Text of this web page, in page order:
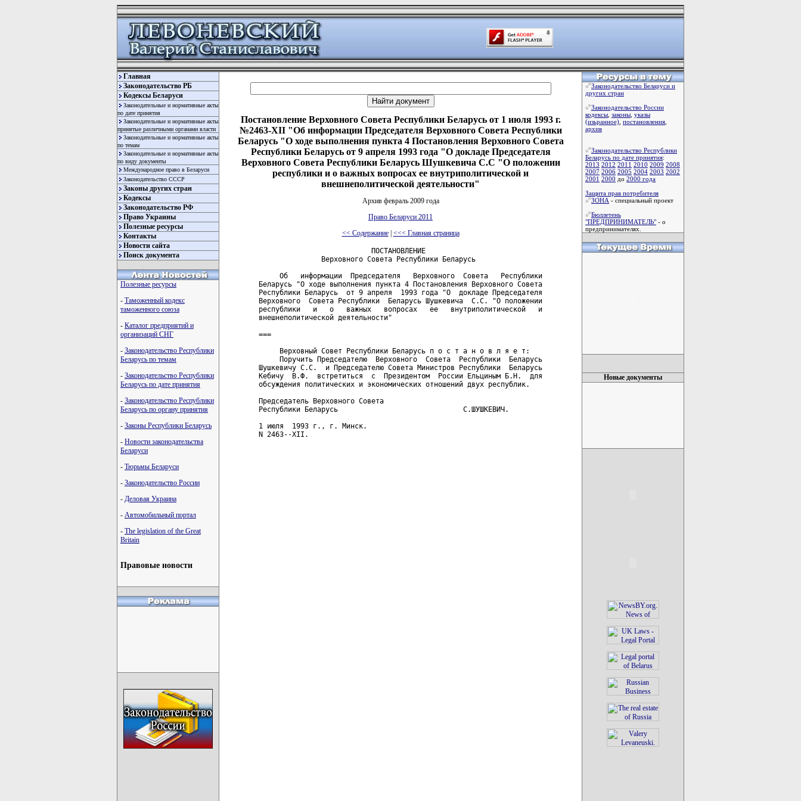
Главная
Законодательство РБ
Кодексы Беларуси
Законодательные и нормативные акты
по дате принятия
Законодательные и нормативные акты
принятые различными органами власти
Законодательные и нормативные акты
по темам
Законодательные и нормативные акты
по виду документы
Международное право в Беларуси
Законодательство СССР
Законы других стран
Кодексы
Законодательство РФ
Право Украины
Полезные ресурсы
Контакты
Новости сайта
Поиск документа
Полезные ресурсы
- Таможенный кодекс
таможенного союза
- Каталог предприятий и
организаций СНГ
- Законодательство Республики
Беларусь по темам
- Законодательство Республики
Беларусь по дате принятия
- Законодательство Республики
Беларусь по органу принятия
- Законы Республики Беларусь
- Новости законодательства
Беларуси
- Тюрьмы Беларуси
- Законодательство России
- Деловая Украина
- Автомобильный портал
- The legislation of the Great
Britain
Правовые новости
Постановление Верховного Совета Республики Беларусь от 1 июля 1993 г.
№2463-XII "Об информации Председателя Верховного Совета Республики
Беларусь "О ходе выполнения пункта 4 Постановления Верховного Совета
Республики Беларусь от 9 апреля 1993 года "О докладе Председателя
Верховного Совета Республики Беларусь Шушкевича С.С "О положении
республики и о важных вопросах ее внутриполитической и
внешнеполитической деятельности"
Архив февраль 2009 года
Право Беларуси 2011
<< Содержание| <<< Главная страница
                           ПОСТАНОВЛЕНИЕ
               Верховного Совета Республики Беларусь
     Об   информации  Председателя   Верховного  Совета   Республики
Беларусь "О ходе выполнения пункта 4 Постановления Верховного Совета
Республики Беларусь  от 9 апреля  1993 года "О  докладе Председателя
Верховного  Совета Республики  Беларусь Шушкевича  С.С. "О положении
республики   и   о   важных   вопросах   ее   внутриполитической   и
внешнеполитической деятельности"
===
     Верховный Совет Республики Беларусь п о с т а н о в л я е т:
     Поручить Председателю  Верховного  Совета  Республики  Беларусь
Шушкевичу С.С.  и Председателю Совета Министров Республики  Беларусь
Кебичу  В.Ф.  встретиться  с  Президентом  России Ельциным Б.Н.  для
обсуждения политических и экономических отношений двух республик.
Председатель Верховного Совета
Республики Беларусь                              С.ШУШКЕВИЧ.
1 июля  199З г., г. Минск.
N 246З--ХII.
Законодательство Беларуси и
других стран
Законодательство России
кодексы законы указы
(изьранное) постановления
архив
Законодательство Республики
Беларусь по дате принятия:
2013 2012 2011 2010 2009 2008
2007 2006 2005 2004 2003 2002
2001 2000 до 2000 года
Защита прав потребителя
ЗОНА - специальный проект
Бюллетень
"ПРЕДПРИНИМАТЕЛЬ" - о
предпринимателях.
Новые документы